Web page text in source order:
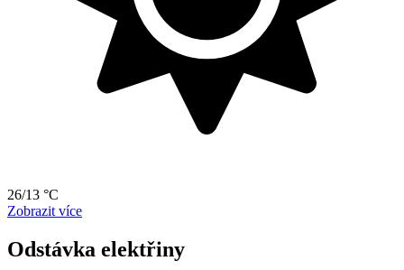
26/13 °C
Zobrazit více
Odstávka elektřiny